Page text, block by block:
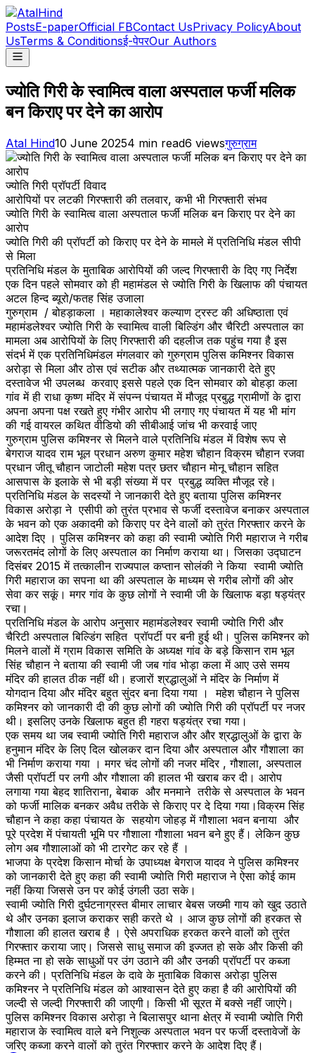
PostsE-paperOfficial FBContact UsPrivacy PolicyAbout
UsTerms & Conditionsई-पेपरOur Authors
ज्योति गिरी के स्वामित्व वाला अस्पताल फर्जी मलिक
बन किराए पर देने का आरोप
Atal Hind10 June 20254 min read6 viewsगुरुग्राम
ज्योति गिरी प्रॉपर्टी विवाद
आरोपियों पर लटकी गिरफ्तारी की तलवार, कभी भी गिरफ्तारी संभव
ज्योति गिरी के स्वामित्व वाला अस्पताल फर्जी मलिक बन किराए पर देने का
आरोप
ज्योति गिरी की प्रॉपर्टी को किराए पर देने के मामले में प्रतिनिधि मंडल सीपी
से मिला
प्रतिनिधि मंडल के मुताबिक आरोपियों की जल्द गिरफ्तारी के दिए गए निर्देश
एक दिन पहले सोमवार को ही महामंडल से ज्योति गिरी के खिलाफ की पंचायत
अटल हिन्द ब्यूरो/फतह सिंह उजाला
गुरुग्राम / बोहड़ाकला । महाकालेश्वर कल्याण ट्रस्ट की अधिष्ठाता एवं
महामंडलेश्वर ज्योति गिरी के स्वामित्व वाली बिल्डिंग और चैरिटी अस्पताल का
मामला अब आरोपियों के लिए गिरफ्तारी की दहलीज तक पहुंच गया है इस
संदर्भ में एक प्रतिनिधिमंडल मंगलवार को गुरुग्राम पुलिस कमिश्नर विकास
अरोड़ा से मिला और ठोस एवं सटीक और तथ्यात्मक जानकारी देते हुए
दस्तावेज भी उपलब्ध करवाए इससे पहले एक दिन सोमवार को बोहड़ा कला
गांव में ही राधा कृष्ण मंदिर में संपन्न पंचायत में मौजूद प्रबुद्ध ग्रामीणों के द्वारा
अपना अपना पक्ष रखते हुए गंभीर आरोप भी लगाए गए पंचायत में यह भी मांग
की गई वायरल कथित वीडियो की सीबीआई जांच भी करवाई जाए
गुरुग्राम पुलिस कमिश्नर से मिलने वाले प्रतिनिधि मंडल में विशेष रूप से
बेगराज यादव राम भूल प्रधान अरुण कुमार महेश चौहान विक्रम चौहान रजवा
प्रधान जीतू चौहान जाटोली महेश पत्र छतर चौहान मोनू चौहान सहित
आसपास के इलाके से भी बड़ी संख्या में पर प्रबुद्ध व्यक्ति मौजूद रहे।
प्रतिनिधि मंडल के सदस्यों ने जानकारी देते हुए बताया पुलिस कमिश्नर
विकास अरोड़ा ने एसीपी को तुरंत प्रभाव से फर्जी दस्तावेज बनाकर अस्पताल
के भवन को एक अकादमी को किराए पर देने वालों को तुरंत गिरफ्तार करने के
आदेश दिए । पुलिस कमिश्नर को कहा की स्वामी ज्योति गिरी महाराज ने गरीब
जरूरतमंद लोगों के लिए अस्पताल का निर्माण कराया था। जिसका उद्घाटन
दिसंबर 2015 में तत्कालीन राज्यपाल कप्तान सोलंकी ने किया स्वामी ज्योति
गिरी महाराज का सपना था की अस्पताल के माध्यम से गरीब लोगों की ओर
सेवा कर सकूं। मगर गांव के कुछ लोगों ने स्वामी जी के खिलाफ बड़ा षड्यंत्र
रचा।
प्रतिनिधि मंडल के आरोप अनुसार महामंडलेश्वर स्वामी ज्योति गिरी और
चैरिटी अस्पताल बिल्डिंग सहित प्रॉपर्टी पर बनी हुई थी। पुलिस कमिश्नर को
मिलने वालों में ग्राम विकास समिति के अध्यक्ष गांव के बड़े किसान राम भूल
सिंह चौहान ने बताया की स्वामी जी जब गांव भोड़ा कला में आए उसे समय
मंदिर की हालत ठीक नहीं थी। हजारों श्रद्धालुओं ने मंदिर के निर्माण में
योगदान दिया और मंदिर बहुत सुंदर बना दिया गया । महेश चौहान ने पुलिस
कमिश्नर को जानकारी दी की कुछ लोगों की ज्योति गिरी की प्रॉपर्टी पर नजर
थी। इसलिए उनके खिलाफ बहुत ही गहरा षड्यंत्र रचा गया।
एक समय था जब स्वामी ज्योति गिरी महाराज और और श्रद्धालुओं के द्वारा के
हनुमान मंदिर के लिए दिल खोलकर दान दिया और अस्पताल और गौशाला का
भी निर्माण कराया गया । मगर चंद लोगों की नजर मंदिर , गौशाला, अस्पताल
जैसी प्रॉपर्टी पर लगी और गौशाला की हालत भी खराब कर दी। आरोप
लगाया गया बेहद शातिराना, बेबाक और मनमाने तरीके से अस्पताल के भवन
को फर्जी मालिक बनकर अवैध तरीके से किराए पर दे दिया गया।विक्रम सिंह
चौहान ने कहा कहा पंचायत के सहयोग जोहड़ में गौशाला भवन बनाया और
पूरे प्रदेश में पंचायती भूमि पर गौशाला गौशाला भवन बने हुए हैं। लेकिन कुछ
लोग अब गौशालाओं को भी टारगेट कर रहे हैं ।
भाजपा के प्रदेश किसान मोर्चा के उपाध्यक्ष बेगराज यादव ने पुलिस कमिश्नर
को जानकारी देते हुए कहा की स्वामी ज्योति गिरी महाराज ने ऐसा कोई काम
नहीं किया जिससे उन पर कोई उंगली उठा सके।
स्वामी ज्योति गिरी दुर्घटनाग्रस्त बीमार लाचार बेबस जख्मी गाय को खुद उठाते
थे और उनका इलाज कराकर सही करते थे । आज कुछ लोगों की हरकत से
गौशाला की हालत खराब है । ऐसे अपराधिक हरकत करने वालों को तुरंत
गिरफ्तार कराया जाए। जिससे साधु समाज की इज्जत हो सके और किसी की
हिम्मत ना हो सके साधुओं पर उंग उठाने की और उनकी प्रॉपर्टी पर कब्जा
करने की। प्रतिनिधि मंडल के दावे के मुताबिक विकास अरोड़ा पुलिस
कमिश्नर ने प्रतिनिधि मंडल को आश्वासन देते हुए कहा है की आरोपियों की
जल्दी से जल्दी गिरफ्तारी की जाएगी। किसी भी सूरत में बक्से नहीं जाएंगे।
पुलिस कमिश्नर विकास अरोड़ा ने बिलासपुर थाना क्षेत्र में स्वामी ज्योति गिरी
महाराज के स्वामित्व वाले बने निशुल्क अस्पताल भवन पर फर्जी दस्तावेजों के
जरिए कब्जा करने वालों को तुरंत गिरफ्तार करने के आदेश दिए हैं।